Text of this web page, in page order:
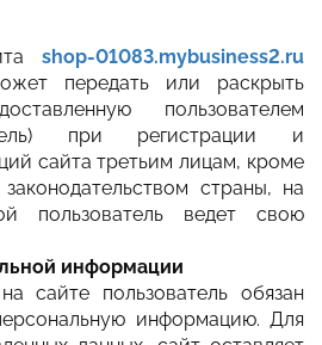
shop-01083.mybusiness2.ru
передать или раскрыть
пользователем
при регистрации и
сайта третьим лицам, кроме
страны, на
пользователь ведет свою
информации
сайте пользователь обязан
информацию. Для